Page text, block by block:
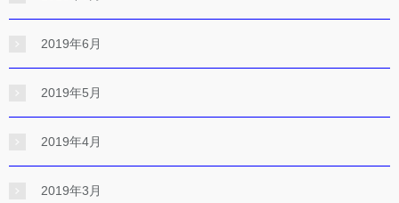
2019年6月
2019年5月
2019年4月
2019年3月